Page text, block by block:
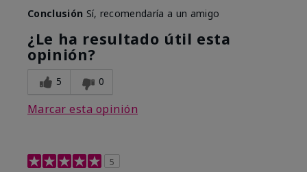
Conclusión Sí, recomendaría a un amigo
¿Le ha resultado útil esta
opinión?
5 0
Marcar esta opinión
5